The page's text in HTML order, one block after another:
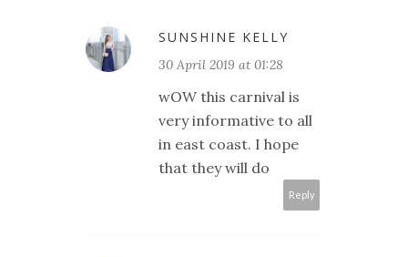
SUNSHINE KELLY
30 April 2019 at 01:28
wOW this carnival is
very informative to all
in east coast. I hope
that they will do
Reply